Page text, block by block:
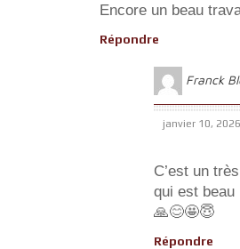
Encore un beau
Répondre
Franck
janvier 10, 2026
C’est un
qui est beau
🙏😊🤩😇
Répondre